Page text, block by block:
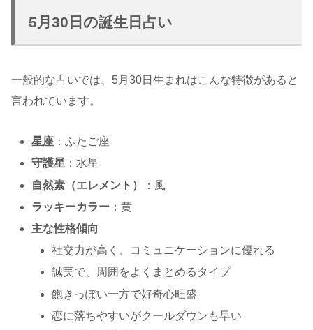
5月30日の誕生日占い
一般的な占いでは、5月30日生まれはこんな特徴があると
言われています。
星座 ：ふたご座
守護星 ：水星
自然素（エレメント）
：風
ラッキーカラー ：黄
主な性格傾向
社交力が高く、コミュニケーションに優れる
誠実で、周囲をよくまとめるタイプ
飽きっぽい一方で好奇心旺盛
恋に落ちやすいがクールダウンも早い